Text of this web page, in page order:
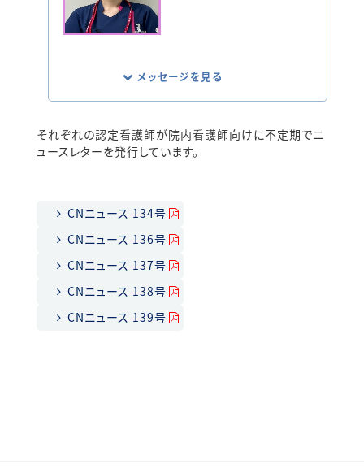
また、ケアを通じて患者さまやご家族だけで
なく、看護師の笑顔が増えるように支援して
メッセージを見る
で、社会的に多様な役割を担う壮年期の女
性の罹患率が高く、患者さまやご家族の心
期間が長期化していることが特徴です。さら
には治療に伴うボディイメージの変容、妊
孕性への影響や遺伝性乳がんなど患者さま
を取り巻く問題は様々です。そのため治療選
択に悩み、再発への不安を抱えながら生活
を送ることとなります。
患者さまが安心して日常生活と治療を両立
できるよう、身体的、心理的、社会的サポー
それぞれの認定看護師が院内看護師向けに不定期でニ
ュースレターを発行しています。
CNニュース 134号
CNニュース 136号
CNニュース 137号
CNニュース 138号
CNニュース 139号